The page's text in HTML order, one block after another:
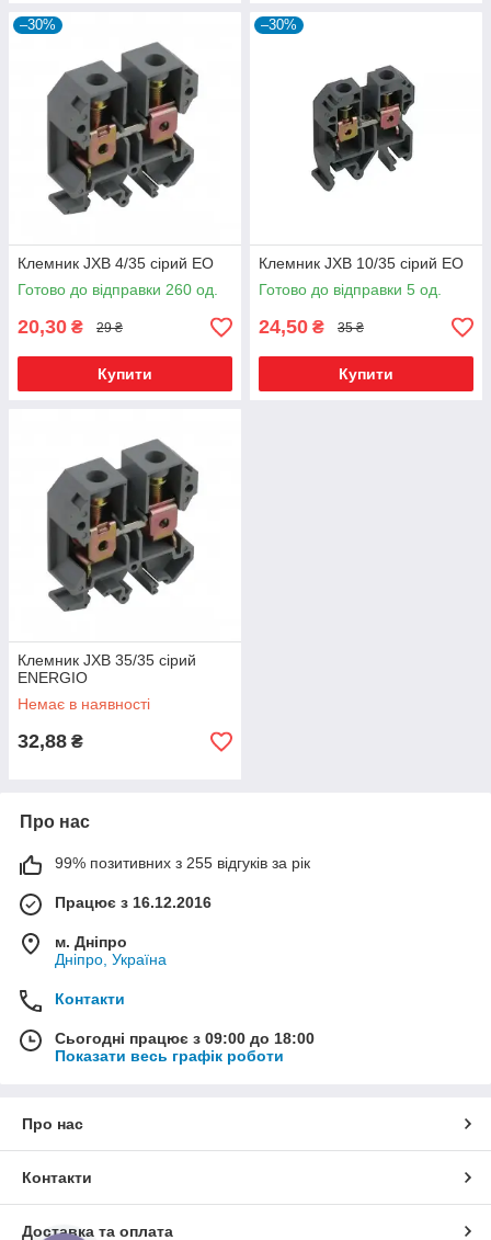
–30%
Клемник JXB 4/35 сірий ЕО
Готово до відправки 260 од.
20,30 ₴ 29 ₴
Купити
–30%
Клемник JXB 10/35 сірий ЕО
Готово до відправки 5 од.
24,50 ₴ 35 ₴
Купити
Клемник JXB 35/35 сірий
ENERGIO
Немає в наявності
32,88 ₴
Про нас
99% позитивних з 255 відгуків за рік
Працює з 16.12.2016
м. Дніпро
Дніпро, Україна
Контакти
Сьогодні працює з 09:00 до 18:00
Показати весь графік роботи
Про нас
Контакти
Доставка та оплата